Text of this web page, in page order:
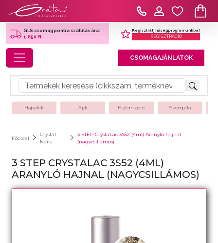
GLS csomagpontra szállítás ára:
1,850 Ft
Regisztrálj hűségprogramunkba!
REGISZTRÁCIÓ
Toggle navigation CSOMAGAJÁNLATOK
Hajkefék Ajak Hajformázás Szempilla
Főoldal
Crystal
Nails
3 STEP CrystaLac 3S52 (4ml) Aranyló hajnal
(nagycsillámos)
3 STEP CRYSTALAC 3S52 (4ML)
ARANYLÓ HAJNAL (NAGYCSILLÁMOS)